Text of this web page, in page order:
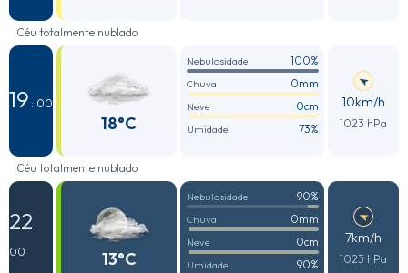
Céu totalmente nublado
19 : 00
18°C
Nebulosidade 100%
Chuva 0mm
Neve 0cm
Umidade 73%
10km/h
1023 hPa
Céu totalmente nublado
22 :
00
13°C
Nebulosidade 90%
Chuva 0mm
Neve 0cm
Umidade 90%
7km/h
1023 hPa